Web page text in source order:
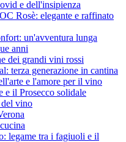
e dell'insipienza
Rosè: elegante e raffinato
un'avventura lunga
anni
dei grandi vini rossi
terza generazione in cantina
e l'amore per il vino
e il Prosecco solidale
vino
legame tra i fagiuoli e il